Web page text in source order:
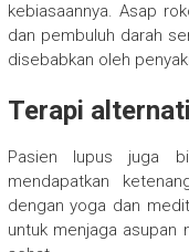
kebiasaannya. Asap
dan pembuluh darah
disebabkan oleh
Terapi
Pasien lupus juga
mendapatkan
dengan yoga dan
untuk menjaga asupan